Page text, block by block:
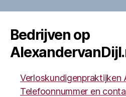
Bedrijven op
Verloskundigenpraktijken
Telefoonnummer en